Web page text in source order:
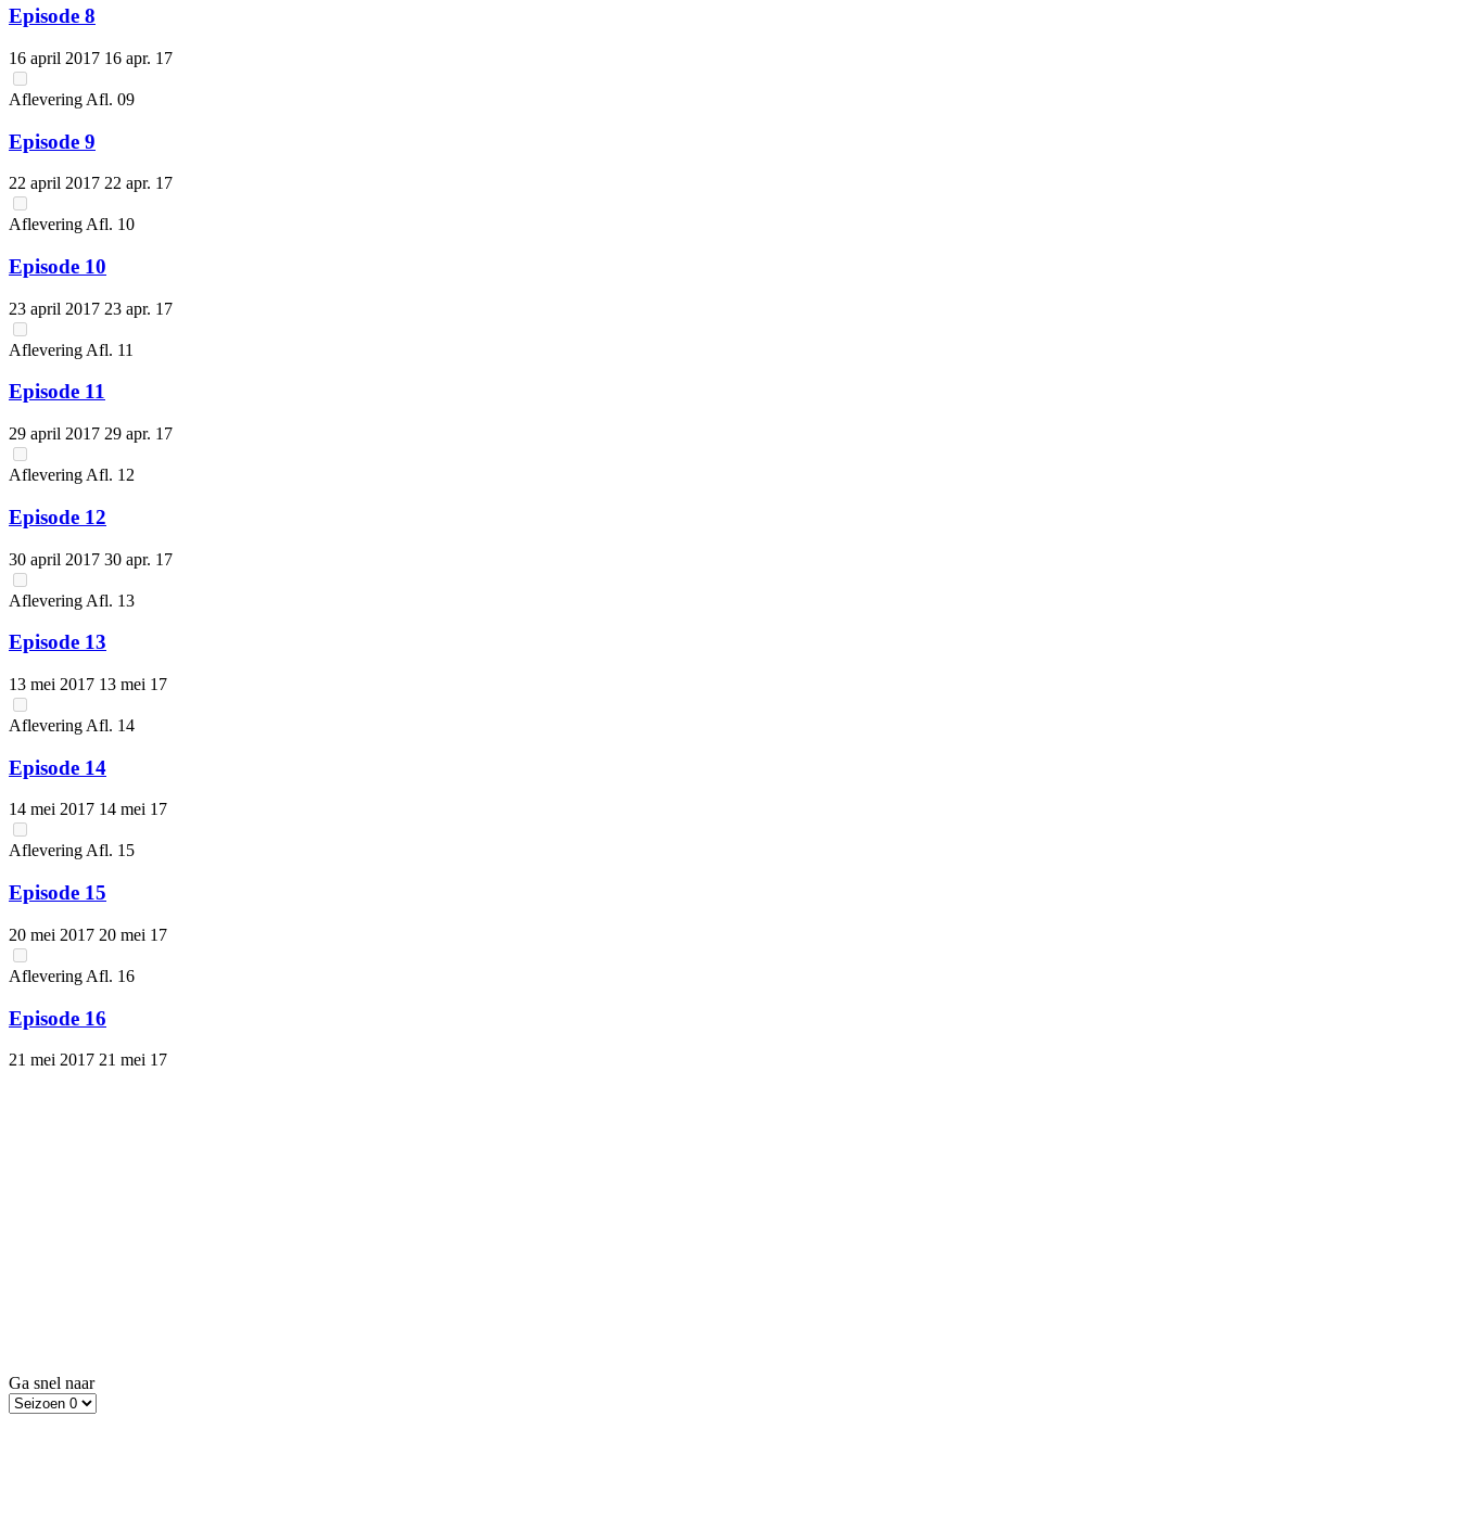
Episode 8
16 april 2017 16 apr. 17
Aflevering Afl. 09
Episode 9
22 april 2017 22 apr. 17
Aflevering Afl. 10
Episode 10
23 april 2017 23 apr. 17
Aflevering Afl. 11
Episode 11
29 april 2017 29 apr. 17
Aflevering Afl. 12
Episode 12
30 april 2017 30 apr. 17
Aflevering Afl. 13
Episode 13
13 mei 2017 13 mei 17
Aflevering Afl. 14
Episode 14
14 mei 2017 14 mei 17
AfleveringAfl. 15
Episode 15
20 mei 2017 20 mei 17
Aflevering Afl. 16
Episode 16
21 mei 2017 21 mei 17
Ga snel naar